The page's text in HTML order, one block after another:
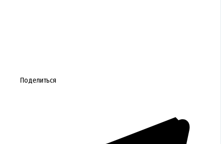
Поделиться